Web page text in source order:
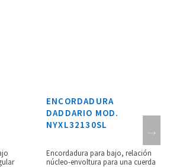
ENCORDADURA
DADDARIO MOD.
NYXL32130SL
Encordadura para bajo, relación
núcleo-envoltura para una cuerda